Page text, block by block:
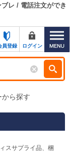
レ / 電話注文ができ
員登録 ログイン
から探す
スサプライ品、梱